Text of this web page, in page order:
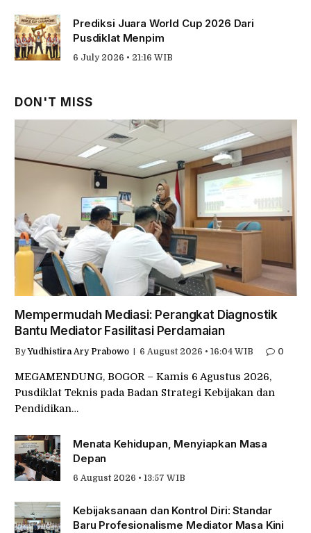
Prediksi Juara World Cup 2026 Dari
Pusdiklat Menpim
6 July 2026 • 21:16 WIB
DON'T MISS
Mempermudah Mediasi: Perangkat Diagnostik
Bantu Mediator Fasilitasi Perdamaian
By Yudhistira Ary Prabowo 6 August 2026 • 16:04 WIB 0
MEGAMENDUNG, BOGOR – Kamis 6 Agustus 2026,
Pusdiklat Teknis pada Badan Strategi Kebijakan dan
Pendidikan…
Menata Kehidupan, Menyiapkan Masa
Depan
6 August 2026 • 13:57 WIB
Kebijaksanaan dan Kontrol Diri: Standar
Baru Profesionalisme Mediator Masa Kini